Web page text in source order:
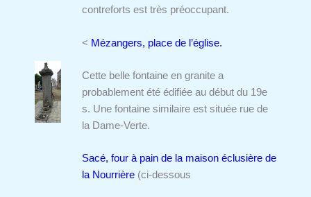
contreforts est très préoccupant.
< Mézangers, place de l’église.
Cette belle fontaine en granite a
probablement été édifiée au début du 19e
s. Une fontaine similaire est située rue de
la Dame-Verte.
Sacé, four à pain de la maison éclusière de
la Nourrière(ci-dessous